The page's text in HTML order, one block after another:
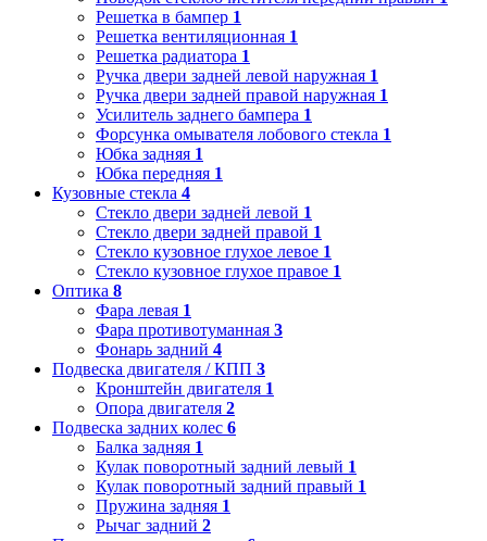
Решетка в бампер 1
Решетка вентиляционная 1
Решетка радиатора 1
Ручка двери задней левой наружная 1
Ручка двери задней правой наружная 1
Усилитель заднего бампера 1
Форсунка омывателя лобового стекла 1
Юбка задняя 1
Юбка передняя 1
Кузовные стекла 4
Стекло двери задней левой 1
Стекло двери задней правой 1
Стекло кузовное глухое левое 1
Стекло кузовное глухое правое 1
Оптика 8
Фара левая 1
Фара противотуманная 3
Фонарь задний 4
Подвеска двигателя / КПП 3
Кронштейн двигателя 1
Опора двигателя 2
Подвеска задних колес 6
Балка задняя 1
Кулак поворотный задний левый 1
Кулак поворотный задний правый 1
Пружина задняя 1
Рычаг задний 2